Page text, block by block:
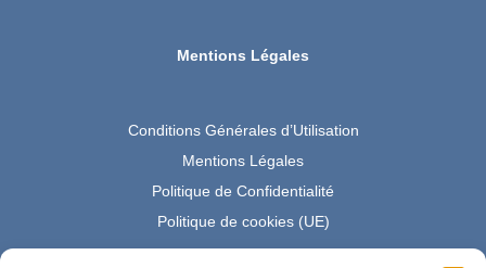
Mentions Légales
Conditions Générales d’Utilisation
Mentions Légales
Politique de Confidentialité
Politique de cookies (UE)